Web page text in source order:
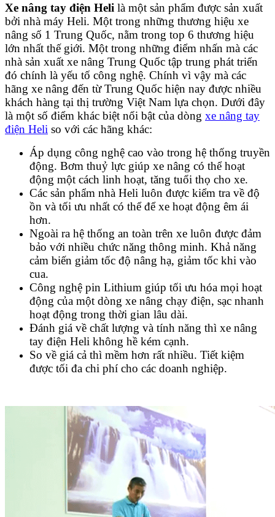
Xe nâng tay điện Heli là một sản phẩm được sản xuất
bởi nhà máy Heli. Một trong những thương hiệu xe
nâng số 1 Trung Quốc, nằm trong top 6 thương hiệu
lớn nhất thế giới. Một trong những điểm nhấn mà các
nhà sản xuất xe nâng Trung Quốc tập trung phát triển
đó chính là yếu tố công nghệ. Chính vì vậy mà các
hãng xe nâng đến từ Trung Quốc hiện nay được nhiều
khách hàng tại thị trường Việt Nam lựa chọn. Dưới đây
là một số điểm khác biệt nổi bật của dòng xe nâng tay
điện Heli so với các hãng khác:
Áp dụng công nghệ cao vào trong hệ thống truyền
động. Bơm thuỷ lực giúp xe nâng có thể hoạt
động một cách linh hoạt, tăng tuổi thọ cho xe.
Các sản phẩm nhà Heli luôn được kiểm tra về độ
ồn và tối ưu nhất có thể để xe hoạt động êm ái
hơn.
Ngoài ra hệ thống an toàn trên xe luôn được đảm
bảo với nhiều chức năng thông minh. Khả năng
cảm biến giảm tốc độ nâng hạ, giảm tốc khi vào
cua.
Công nghệ pin Lithium giúp tối ưu hóa mọi hoạt
động của một dòng xe nâng chạy điện, sạc nhanh
hoạt động trong thời gian lâu dài.
Đánh giá về chất lượng và tính năng thì xe nâng
tay điện Heli không hề kém cạnh.
So về giá cả thì mềm hơn rất nhiều. Tiết kiệm
được tối đa chi phí cho các doanh nghiệp.